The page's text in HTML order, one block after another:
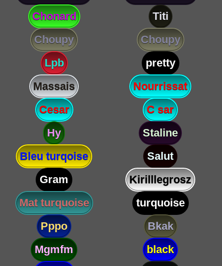
Chonard
Titi
Choupy
Choupy
Lpb
pretty
Massais
Nourrissat
Cesar
C sar
Hy
Staline
Bleu turqoise
Salut
Gram
Kirilllegrosz
Mat turquoise
turquoise
Pppo
Bkak
Mgmfm
black